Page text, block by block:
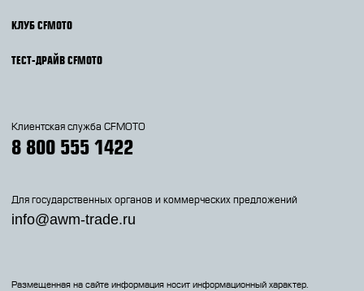
КЛУБ CFMOTO
ТЕСТ-ДРАЙВ CFMOTO
Клиентская служба CFMOTO
8 800 555 1422
Для государственных органов и коммерческих предложений
info@awm-trade.ru
Размещенная на сайте информация носит информационный характер.